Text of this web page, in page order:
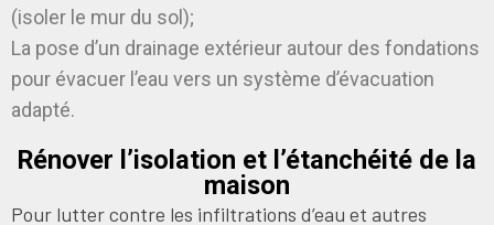
(isoler le mur du sol);
La pose d’un drainage extérieur autour des fondations
pour évacuer l’eau vers un système d’évacuation
adapté.
Rénover l’isolation et l’étanchéité de la
maison
Pour lutter contre les infiltrations d’eau et autres